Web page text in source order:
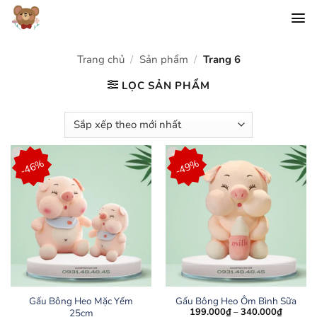
Chuyển
đến
Trang chủ / Sản phẩm / Trang 6
LỌC SẢN PHẨM
-46%
Gấu Bông Heo Mặc Yếm
25cm
-49%
Gấu Bông Heo Ôm Bình Sữa
199.000₫–340.000₫Khoảng